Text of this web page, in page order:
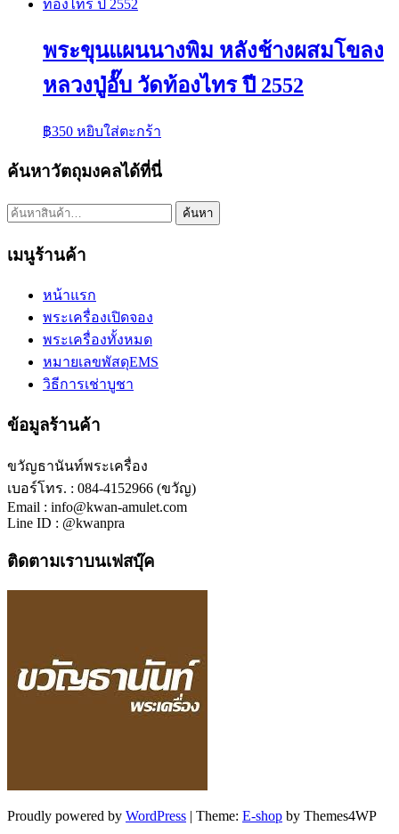
พระขุนแผนนางพิม หลังช้างผสมโขลง
หลวงปู่อั๊บ วัดท้องไทร ปี 2552
฿350 หยิบใส่ตะกร้า
ค้นหาวัตถุมงคลได้ที่นี่
ค้นหา: ค้นหา
เมนูร้านค้า
หน้าแรก
พระเครื่องเปิดจอง
พระเครื่องทั้งหมด
หมายเลขพัสดุEMS
วิธีการเช่าบูชา
ข้อมูลร้านค้า
ขวัญธานันท์พระเครื่อง
เบอร์โทร. : 084-4152966 (ขวัญ)
Email : info@kwan-amulet.com
Line ID : @kwanpra
ติดตามเราบนเฟสบุ๊ค
Proudly powered by WordPress | Theme: E-shop by Themes4WP